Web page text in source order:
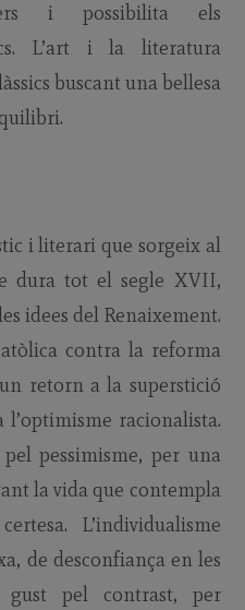
i possibilita els
L’art i la literatura
buscant una bellesa
i literari que sorgeix al
dura tot el segle XVII,
idees del Renaixement.
contra la reforma
retorn a la superstició
racionalista.
pessimisme, per una
la vida que contempla
L’individualisme
de desconfiança en les
gust pel contrast, per